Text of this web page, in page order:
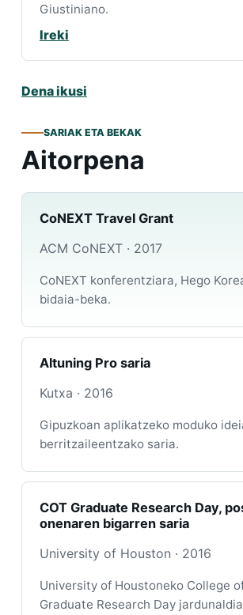
Giustiniano.
Ireki
Dena ikusi
SARIAK ETA BEKAK
Aitorpena
CoNEXT Travel Grant
ACM CoNEXT · 2017
CoNEXT konferentziara, Hego
bidaia-beka.
Altuning Pro saria
Kutxa · 2016
Gipuzkoan aplikatzeko moduko
berritzaileentzako saria.
COT Graduate Research Day,
onenaren bigarren saria
University of Houston · 2016
University of Houstoneko College
Graduate Research Day